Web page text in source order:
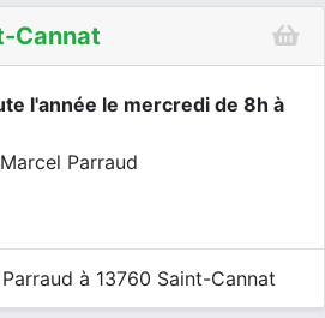
Cannat
l'année le mercredi de 8h à
Parraud
à 13760 Saint-Cannat